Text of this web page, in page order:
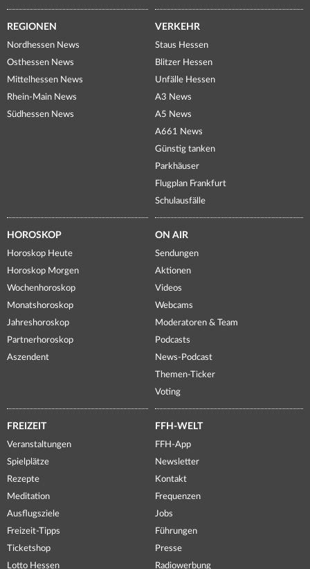
REGIONEN
Nordhessen News
Osthessen News
Mittelhessen News
Rhein-Main News
Südhessen News
VERKEHR
Staus Hessen
Blitzer Hessen
Unfälle Hessen
A3 News
A5 News
A661 News
Günstig tanken
Parkhäuser
Flugplan Frankfurt
Schulausfälle
HOROSKOP
Horoskop Heute
Horoskop Morgen
Wochenhoroskop
Monatshoroskop
Jahreshoroskop
Partnerhoroskop
Aszendent
ON AIR
Sendungen
Aktionen
Videos
Webcams
Moderatoren & Team
Podcasts
News-Podcast
Themen-Ticker
Voting
FREIZEIT
Veranstaltungen
Spielplätze
Rezepte
Meditation
Ausflugsziele
Freizeit-Tipps
Ticketshop
Lotto Hessen
FFH-WELT
FFH-App
Newsletter
Kontakt
Frequenzen
Jobs
Führungen
Presse
Radiowerbung